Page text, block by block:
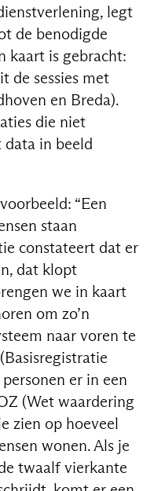
legt
de benodigde
kaart is gebracht:
de sessies met
en Breda).
die niet
in beeld
“Een
staan
constateert dat er
dat klopt
we in kaart
om zo’n
naar voren te
er in een
(Wet waardering
zien op hoeveel
wonen. Als je
twaalf vierkante